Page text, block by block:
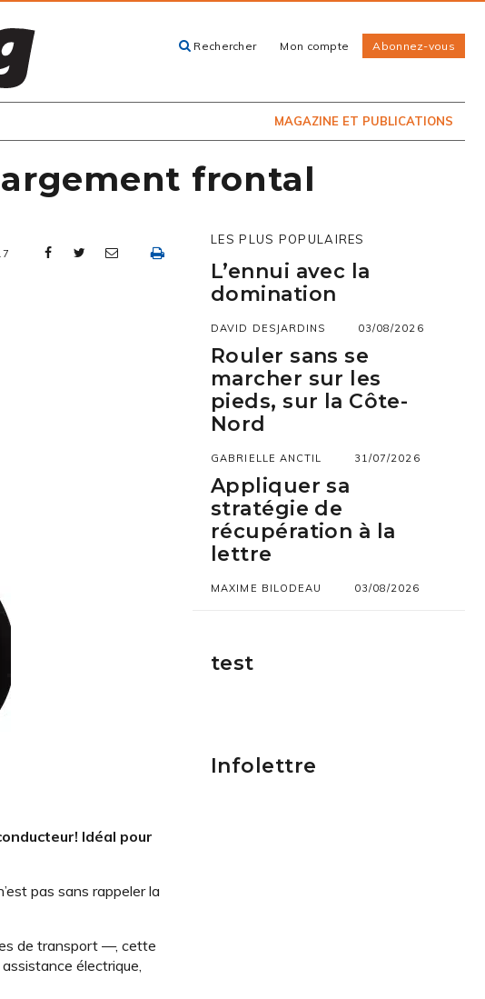
Rechercher Mon compte Abonnez-vous
MAGAZINE ET PUBLICATIONS
EN KIOSQUE
frontal
Idéal pour
pas sans rappeler la
de transport —, cette
électrique,
LES PLUS POPULAIRES
L’ennui avec la
domination
DAVID DESJARDINS 03/08/2026
Rouler sans se
marcher sur les
pieds, sur la Côte-
Nord
GABRIELLE ANCTIL 31/07/2026
Appliquer sa
stratégie de
récupération à la
lettre
MAXIME BILODEAU 03/08/2026
test
Infolettre